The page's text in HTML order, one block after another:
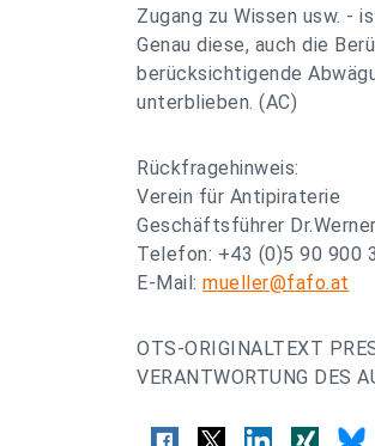
Zugang zu Wissen usw. -
Genau diese, auch die
berücksichtigende
unterblieben. (AC)
Rückfragehinweis:
Verein für Antipiraterie
Geschäftsführer
Telefon: +43 (0)5 90 900
E-Mail: mueller@fafo.at
OTS-ORIGINALTEXT
VERANTWORTUNG DES